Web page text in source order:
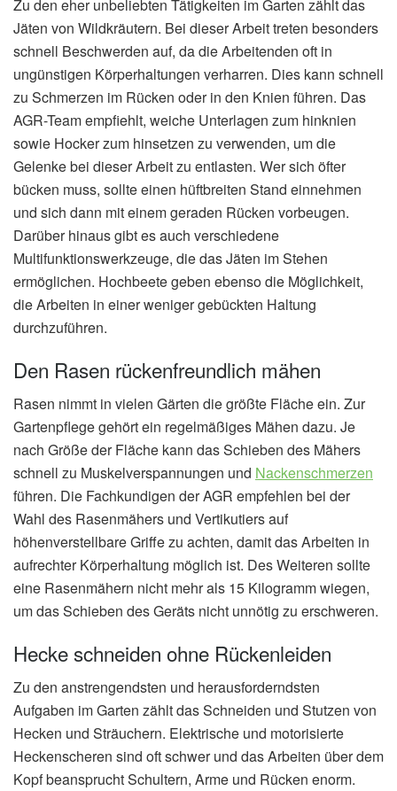
Zu den eher unbeliebten Tätigkeiten im Garten zählt das
Jäten von Wildkräutern. Bei dieser Arbeit treten besonders
schnell Beschwerden auf, da die Arbeitenden oft in
ungünstigen Körperhaltungen verharren. Dies kann schnell
zu Schmerzen im Rücken oder in den Knien führen. Das
AGR-Team empfiehlt, weiche Unterlagen zum hinknien
sowie Hocker zum hinsetzen zu verwenden, um die
Gelenke bei dieser Arbeit zu entlasten. Wer sich öfter
bücken muss, sollte einen hüftbreiten Stand einnehmen
und sich dann mit einem geraden Rücken vorbeugen.
Darüber hinaus gibt es auch verschiedene
Multifunktionswerkzeuge, die das Jäten im Stehen
ermöglichen. Hochbeete geben ebenso die Möglichkeit,
die Arbeiten in einer weniger gebückten Haltung
durchzuführen.
Den Rasen rückenfreundlich mähen
Rasen nimmt in vielen Gärten die größte Fläche ein. Zur
Gartenpflege gehört ein regelmäßiges Mähen dazu. Je
nach Größe der Fläche kann das Schieben des Mähers
schnell zu Muskelverspannungen und Nackenschmerzen
führen. Die Fachkundigen der AGR empfehlen bei der
Wahl des Rasenmähers und Vertikutiers auf
höhenverstellbare Griffe zu achten, damit das Arbeiten in
aufrechter Körperhaltung möglich ist. Des Weiteren sollte
eine Rasenmähern nicht mehr als 15 Kilogramm wiegen,
um das Schieben des Geräts nicht unnötig zu erschweren.
Hecke schneiden ohne Rückenleiden
Zu den anstrengendsten und herausforderndsten
Aufgaben im Garten zählt das Schneiden und Stutzen von
Hecken und Sträuchern. Elektrische und motorisierte
Heckenscheren sind oft schwer und das Arbeiten über dem
Kopf beansprucht Schultern, Arme und Rücken enorm.